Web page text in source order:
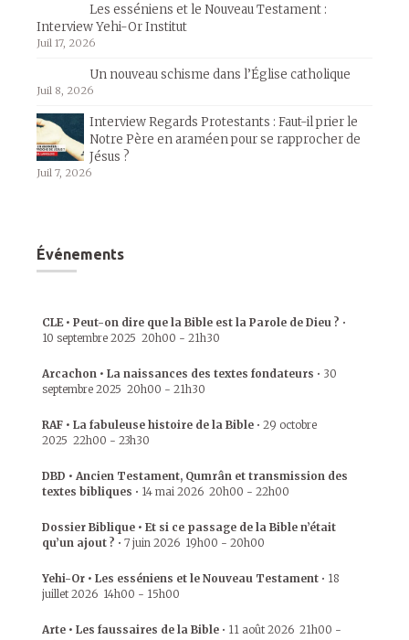
Les esséniens et le Nouveau Testament :
Interview Yehi-Or Institut
Juil 17, 2026
Un nouveau schisme dans l’Église catholique
Juil 8, 2026
Interview Regards Protestants : Faut-il prier le
Notre Père en araméen pour se rapprocher de
Jésus ?
Juil 7, 2026
Événements
CLE • Peut-on dire que la Bible est la Parole de Dieu ? •
10 septembre 2025 20h00 - 21h30
Arcachon • La naissances des textes fondateurs • 30
septembre 2025 20h00 - 21h30
RAF • La fabuleuse histoire de la Bible • 29 octobre
2025 22h00 - 23h30
DBD • Ancien Testament, Qumrân et transmission des
textes bibliques • 14 mai 2026 20h00 - 22h00
Dossier Biblique • Et si ce passage de la Bible n’était
qu’un ajout ? • 7 juin 2026 19h00 - 20h00
Yehi-Or • Les esséniens et le Nouveau Testament • 18
juillet 2026 14h00 - 15h00
Arte • Les faussaires de la Bible • 11 août 2026 21h00 -